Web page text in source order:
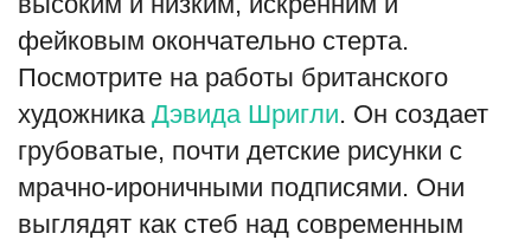
фейковым окончательно стерта.
Посмотрите на работы британского
художника Дэвида Шригли. Он создает
грубоватые, почти детские рисунки с
мрачно-ироничными подписями. Они
выглядят как стеб над современным